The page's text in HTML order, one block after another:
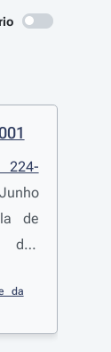
224-
de
dos
de
da